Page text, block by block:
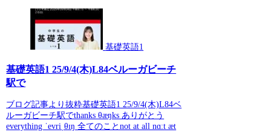
基礎英語1
基礎英語1 25/9/4(木)L84ベルーガビーチ
駅で
ブログ記事より抜粋基礎英語1 25/9/4(木)L84ベ
ルーガビーチ駅でthanks θæŋks ありがとう
everything ˈevriˌθɪŋ 全てのことnot at all nɑːt æt